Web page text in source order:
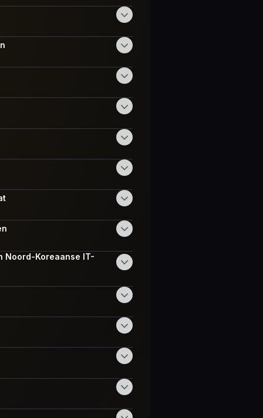
Noord-Koreaanse IT-